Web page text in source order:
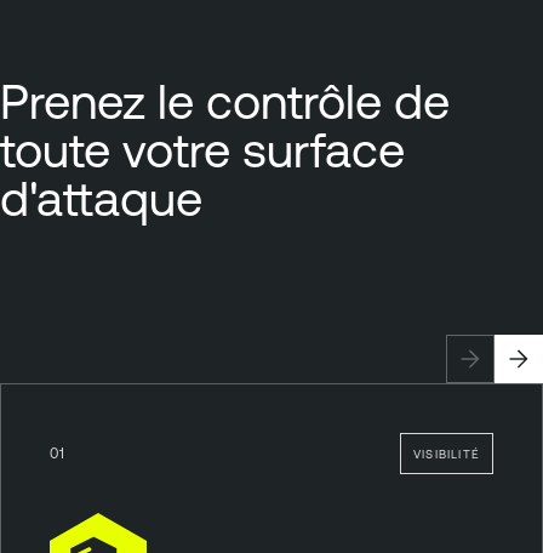
Prenez le contrôle de
toute votre surface
d'attaque
01 VISIBILITÉ